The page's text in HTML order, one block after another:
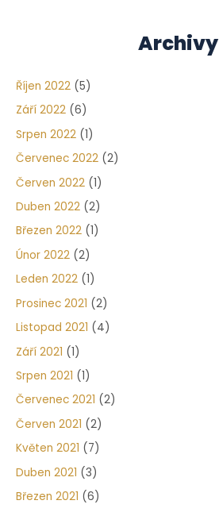
Archivy
Říjen 2022 (5)
Září 2022 (6)
Srpen 2022 (1)
Červenec 2022 (2)
Červen 2022 (1)
Duben 2022 (2)
Březen 2022 (1)
Únor 2022 (2)
Leden 2022 (1)
Prosinec 2021 (2)
Listopad 2021 (4)
Září 2021 (1)
Srpen 2021 (1)
Červenec 2021 (2)
Červen 2021 (2)
Květen 2021 (7)
Duben 2021 (3)
Březen 2021 (6)